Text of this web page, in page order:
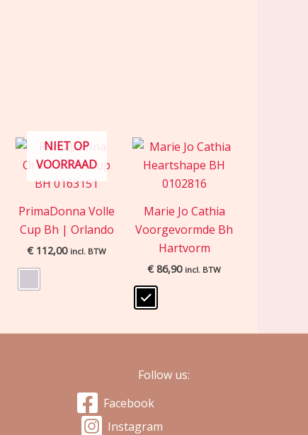
NIET OP
VOORRAAD
PrimaDonna Volle
Cup Bh | Orlando
€ 112,00 incl. BTW
Marie Jo Cathia
Voorgevormde Bh
Hartvorm
€ 86,90 incl. BTW
Follow us:
Facebook
Instagram